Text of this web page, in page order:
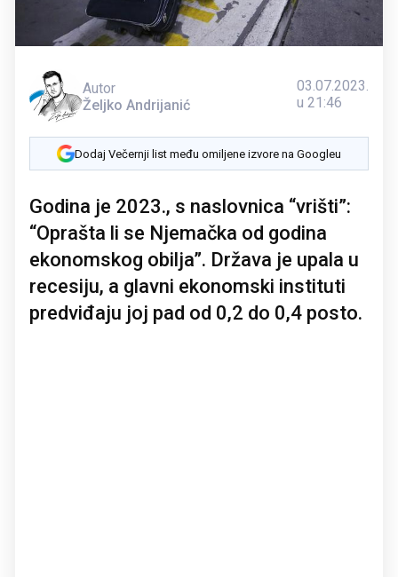
Autor
Željko Andrijanić
03.07.2023.
u 21:46
Dodaj Večernji list među omiljene izvore na Googleu
Godina je 2023., s naslovnica “vrišti”:
“Oprašta li se Njemačka od godina
ekonomskog obilja”. Država je upala u
recesiju, a glavni ekonomski instituti
predviđaju joj pad od 0,2 do 0,4 posto.